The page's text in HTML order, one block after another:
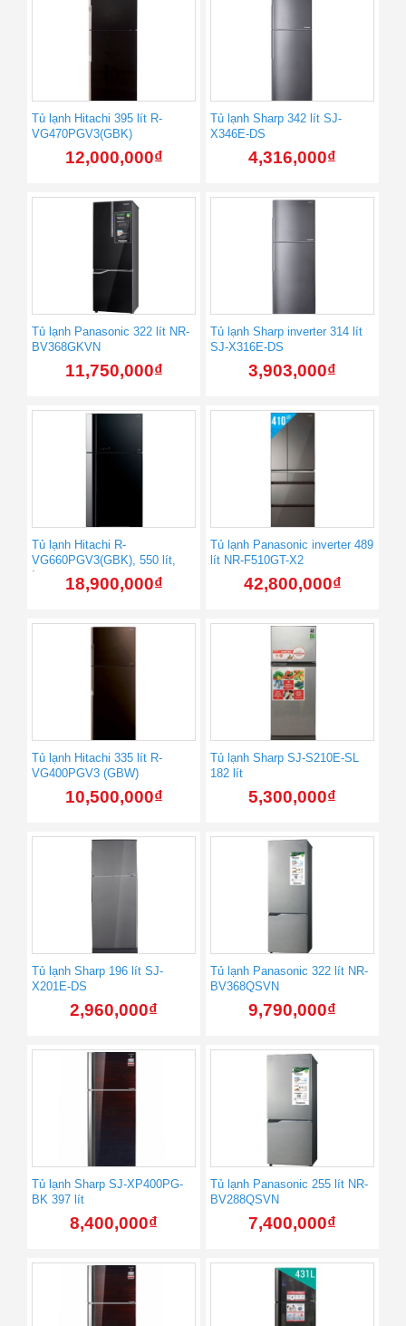
Tủ lạnh Hitachi 395 lít R-
VG470PGV3(GBK)
12,000,000₫
Tủ lạnh Sharp 342 lít SJ-
X346E-DS
4,316,000₫
Tủ lạnh Panasonic 322 lít NR-
BV368GKVN
11,750,000₫
Tủ lạnh Sharp inverter 314 lít
SJ-X316E-DS
3,903,000₫
Tủ lạnh Hitachi R-
VG660PGV3(GBK), 550 lít,
Inverter18,900,000₫
Tủ lạnh Panasonic inverter 489
lít NR-F510GT-X2
42,800,000₫
Tủ lạnh Hitachi 335 lít R-
VG400PGV3 (GBW)
10,500,000₫
Tủ lạnh Sharp SJ-S210E-SL
182 lít
5,300,000₫
Tủ lạnh Sharp 196 lít SJ-
X201E-DS
2,960,000₫
Tủ lạnh Panasonic 322 lít NR-
BV368QSVN
9,790,000₫
Tủ lạnh Sharp SJ-XP400PG-
BK 397 lít
8,400,000₫
Tủ lạnh Panasonic 255 lít NR-
BV288QSVN
7,400,000₫